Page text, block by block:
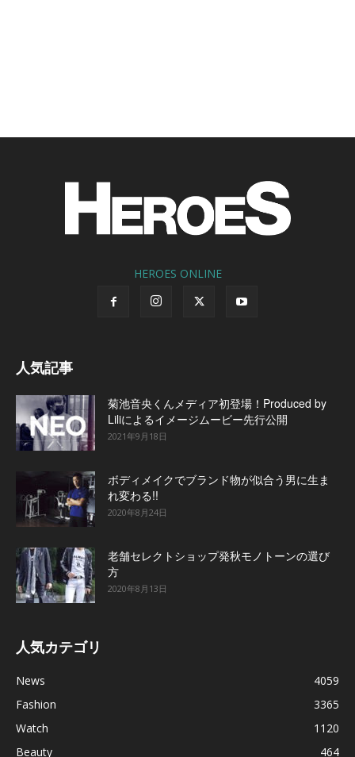
HEROES ONLINE
人気記事
菊池音央くんメディア初登場！Produced by
Liliによるイメージムービー先行公開
2021年9月18日
ボディメイクでブランド物が似合う男に生ま
れ変わる!!
2020年8月24日
老舗セレクトショップ発秋モノトーンの選び
方
2020年8月13日
人気カテゴリ
News
4059
Fashion
3365
Watch
1120
Beauty
464